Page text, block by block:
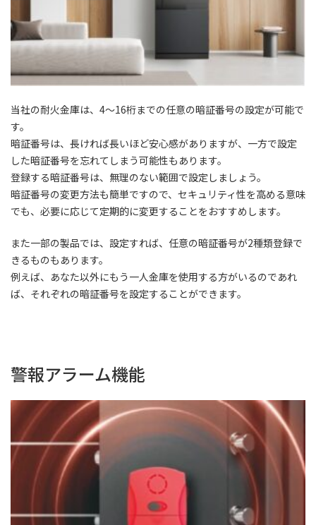
当社の耐火金庫は、4～16桁までの任意の暗証番号の設定が可能で
す。
暗証番号は、長ければ長いほど安心感がありますが、一方で設定
した暗証番号を忘れてしまう可能性もあります。
登録する暗証番号は、無理のない範囲で設定しましょう。
暗証番号の変更方法も簡単ですので、セキュリティ性を高める意味
でも、必要に応じて定期的に変更することをおすすめします。
また一部の製品では、設定すれば、任意の暗証番号が2種類登録で
きるものもあります。
例えば、あなた以外にもう一人金庫を使用する方がいるのであれ
ば、それぞれの暗証番号を設定することができます。
警報アラーム機能